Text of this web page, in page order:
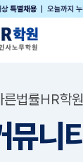
른법률HR학원
뮤니티